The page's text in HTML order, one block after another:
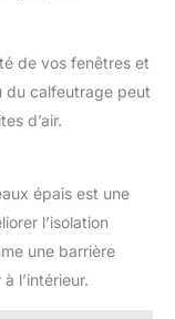
de vos fenêtres et
du calfeutrage peut
d’air.
épais est une
l’isolation
une barrière
l’intérieur.